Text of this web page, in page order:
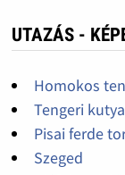
UTAZÁS -
Homokos
Tengeri
Pisai ferde
Szeged